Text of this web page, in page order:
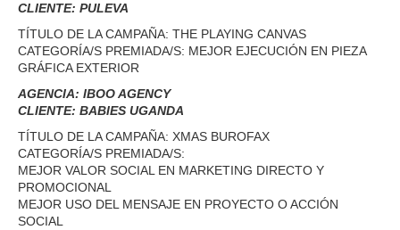
CLIENTE: PULEVA
TÍTULO DE LA CAMPAÑA: THE PLAYING CANVAS
CATEGORÍA/S PREMIADA/S: MEJOR EJECUCIÓN EN PIEZA
GRÁFICA EXTERIOR
AGENCIA: IBOO AGENCY
CLIENTE: BABIES UGANDA
TÍTULO DE LA CAMPAÑA: XMAS BUROFAX
CATEGORÍA/S PREMIADA/S:
MEJOR VALOR SOCIAL EN MARKETING DIRECTO Y
PROMOCIONAL
MEJOR USO DEL MENSAJE EN PROYECTO O ACCIÓN
SOCIAL